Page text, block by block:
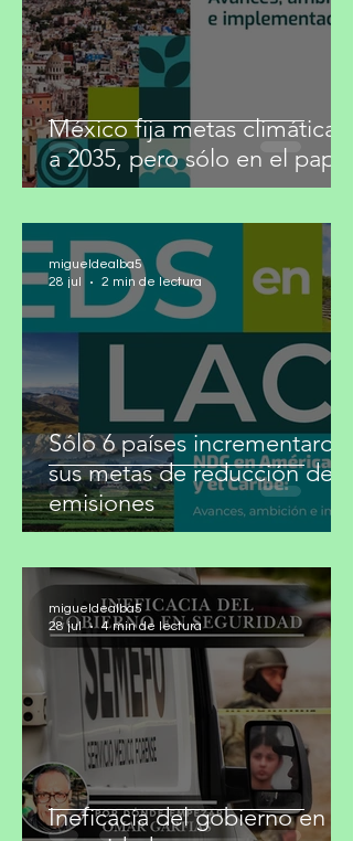
México fija metas climáticas
Sólo 6 países incrementaron
sus metas de reducción de
migueldealba5
28 jul
2 min de lectura
migueldealba5
4 min de lectura